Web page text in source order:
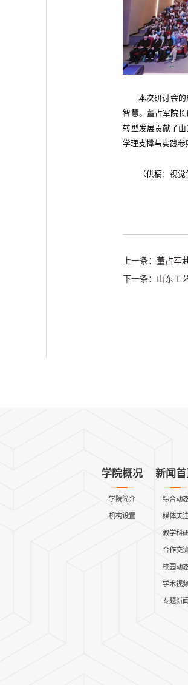
本次研讨会
智慧。董占军院
转型发展贡献了
学理支撑与实践参
（供稿：视
上一条：董占军
下一条： 山东工
学院概况
学院简介
机构设置
新闻首
综合动
媒体关
教学科
合作交
校园动
学术视
专题新闻